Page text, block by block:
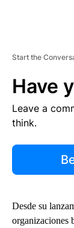
Start the
Have
Leave a
think.
Desde su
organizaciones